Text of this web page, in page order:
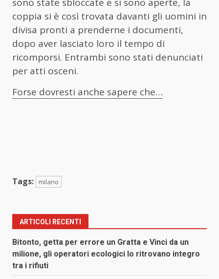
coppia si è così trovata davanti gli uomini in
divisa pronti a prenderne i documenti,
dopo aver lasciato loro il tempo di
ricomporsi. Entrambi sono stati denunciati
per atti osceni.
Forse dovresti anche sapere che…
Tags: milano
ARTICOLI RECENTI
Bitonto, getta per errore un Gratta e Vinci da un
milione, gli operatori ecologici lo ritrovano integro
tra i rifiuti